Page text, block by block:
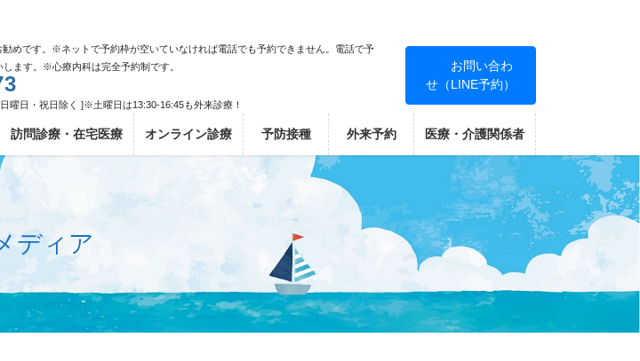
めです。※ネットで予約枠が空いていなければ電話でも予約できません。電話で予
ます。※心療内科は完全予約制です。
曜日・祝日除く ]※土曜日は13:30-16:45も外来診療！
お問い合わ
せ（LINE予約）
訪問診療・在宅医療 オンライン診療 予防接種 外来予約 医療・介護関係者
ディア